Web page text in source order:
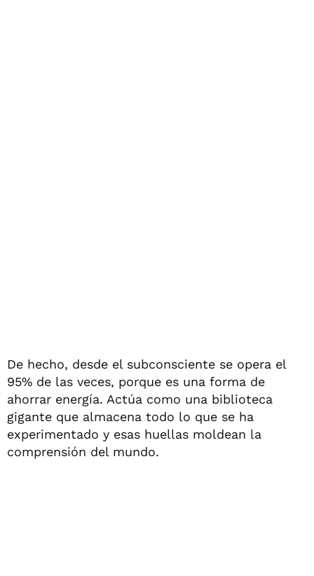
De hecho, desde el subconsciente se opera el
95% de las veces, porque es una forma de
ahorrar energía. Actúa como una biblioteca
gigante que almacena todo lo que se ha
experimentado y esas huellas moldean la
comprensión del mundo.